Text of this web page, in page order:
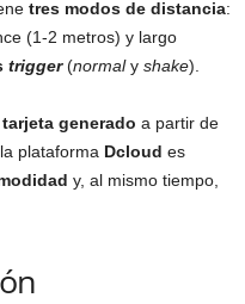
tres modos de distancia:
(1-2 metros) y largo
trigger(normaly shake).
generado a partir de
plataforma Dcloud es
y, al mismo tiempo,